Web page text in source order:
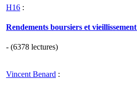
H16 :
Rendements boursiers et
- (6378 lectures)
Vincent Benard :